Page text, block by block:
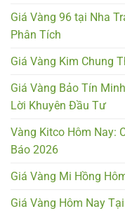
Giá Vàng 96 tại Nha
Phân Tích
Giá Vàng Kim Chung
Giá Vàng Bảo Tín
Lời Khuyên Đầu Tư
Vàng Kitco Hôm Nay:
Báo 2026
Giá Vàng Mi Hồng
Giá Vàng Hôm Nay